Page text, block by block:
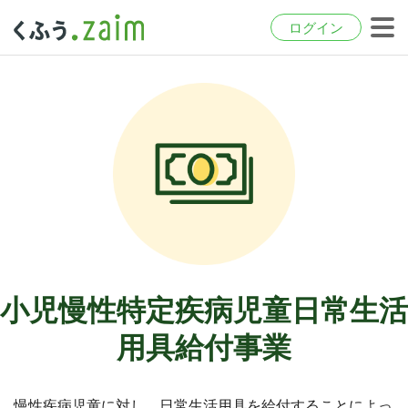
ログイン
小児慢性特定疾病児童日常生活
用具給付事業